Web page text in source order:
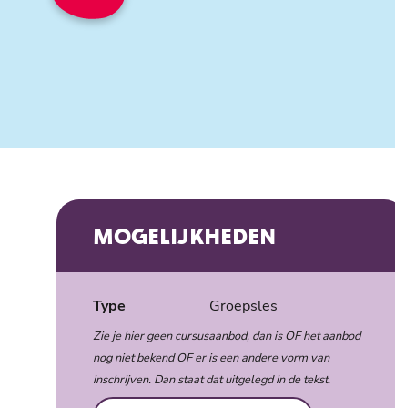
MOGELIJKHEDEN
Type Groepsles
Zie je hier geen cursusaanbod, dan is OF het aanbod
nog niet bekend OF er is een andere vorm van
inschrijven. Dan staat dat uitgelegd in de tekst.